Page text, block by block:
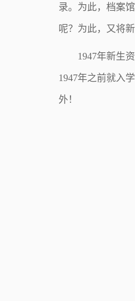
录。为此，档案
呢？为此，又将
1947年新生
1947年之前就入
外！